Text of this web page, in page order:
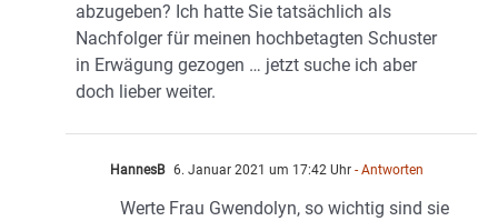
abzugeben? Ich hatte Sie tatsächlich als
Nachfolger für meinen hochbetagten Schuster
in Erwägung gezogen … jetzt suche ich aber
doch lieber weiter.
HannesB 6. Januar 2021 um 17:42 Uhr - Antworten
Werte Frau Gwendolyn, so wichtig sind sie